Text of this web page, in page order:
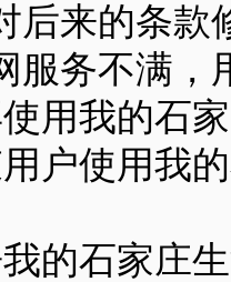
后来的条款
服务不满，
使用我的石
用户使用我
我的石家庄